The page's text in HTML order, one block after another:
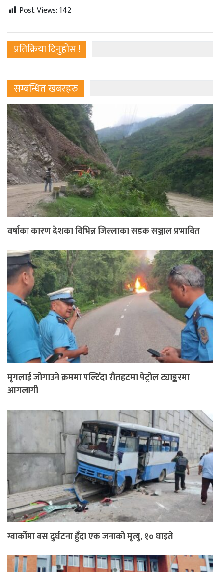
Post Views:142
प्रतिक्रिया दिनुहोस !
सम्बन्धित खबरहरु
वर्षाका कारण देशका विभिन्न जिल्लाका सडक सञ्जाल प्रभावित
मृगलाई जोगाउने क्रममा पल्टिँदा रौतहटमा पेट्रोल ट्याङ्करमा
आगलागी
ग्वार्कोमा बस दुर्घटना हुँदा एक जनाको मृत्यु, १० घाइते